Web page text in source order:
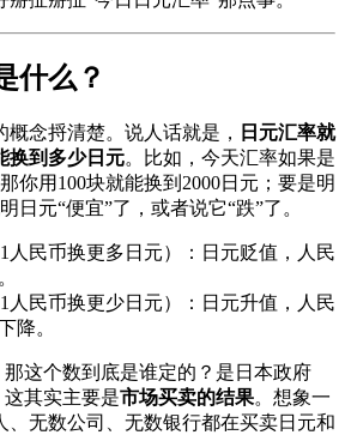
什么？
念捋清楚。说人话就是，
日元汇率就
换到多少日元。比如，今天汇率如果是
你用100块就能换到2000日元；要是明
日元“便宜”了，或者说它“跌”了。
1人民币换更多日元）：日元贬值，人民
人民币换更少日元）：日元升值，人民
降。
这个数到底是谁定的？是日本政府
其实主要是市场买卖的结果。想象一
、无数公司、无数银行都在买卖日元和